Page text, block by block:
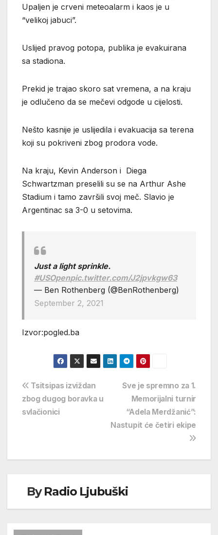
Upaljen je crveni meteoalarm i kaos je u
“velikoj jabuci”.
Uslijed pravog potopa, publika je evakuirana
sa stadiona.
Prekid je trajao skoro sat vremena, a na kraju
je odlučeno da se mečevi odgode u cijelosti.
Nešto kasnije je uslijedila i evakuacija sa terena
koji su pokriveni zbog prodora vode.
Na kraju, Kevin Anderson i Diega
Schwartzman preselili su se na Arthur Ashe
Stadium i tamo završili svoj meč. Slavio je
Argentinac sa 3-0 u setovima.
Just a light sprinkle.
#USOpenpic.twitter.com/J2jpvkgw63
— Ben Rothenberg (@BenRothenberg)
September 2, 2021
Izvor:pogled.ba
Navigacija
objava
Sve je spremno za 1.
Memorijalni turnir
“Adela Merdžanić”:
Nastupit će četiri ekipe
Tsitsipas izviždan
zbog dugog boravka u
svlačionici
ByRadio Ljubuški